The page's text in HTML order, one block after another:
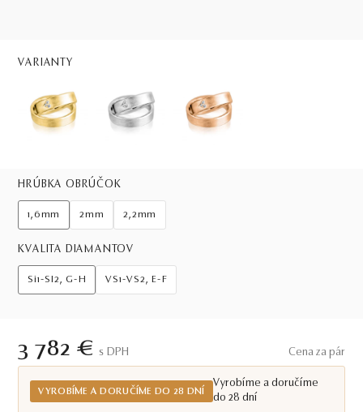
VARIANTY
HRÚBKA OBRÚČOK
1,6mm 2mm 2,2mm
KVALITA DIAMANTOV
Si1-SI2, G-H VS1-VS2, E-F
3 782 € S DPH Cena za pár
VYROBÍME A DORUČÍME DO 28 DNÍ
Vyrobíme a doručíme
do 28 dní